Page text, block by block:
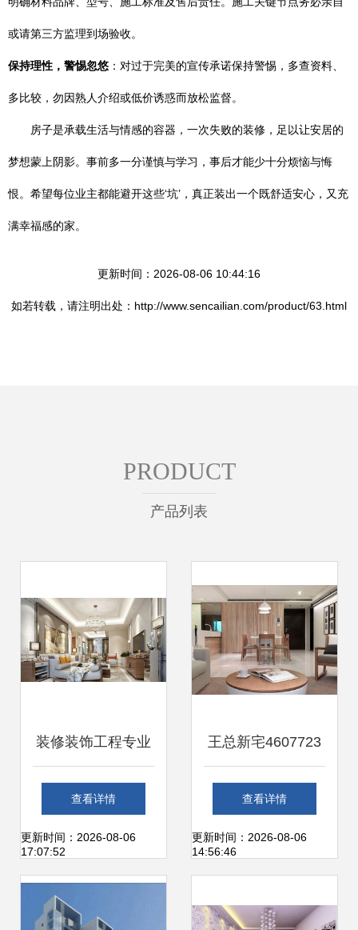
或请第三方监理到场验收。
保持理性，警惕忽悠 ：对过于完美的宣传承诺保持警惕，多查资料、
多比较，勿因熟人介绍或低价诱惑而放松监督。
房子是承载生活与情感的容器，一次失败的装修，足以让安居的
梦想蒙上阴影。事前多一分谨慎与学习，事后才能少十分烦恼与悔
恨。希望每位业主都能避开这些‘坑’，真正装出一个既舒适安心，又充
满幸福感的家。
更新时间：2026-08-06 10:44:16
如若转载，请注明出处：http://www.sencailian.com/product/63.html
PRODUCT
产品列表
装修装饰工程专业
承包 打造品质空间
的系统性工程
查看详情
更新时间：2026-08-06
17:07:52
王总新宅4607723
钜惠装饰项目 高品
质装修工程的匠心
查看详情
更新时间：2026-08-06
14:56:46